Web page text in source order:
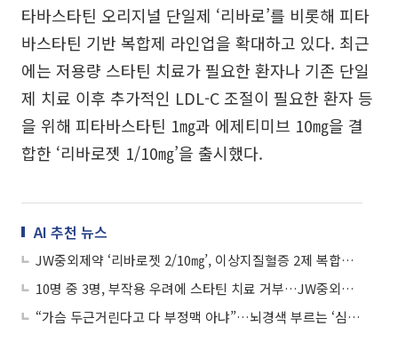
타바스타틴 오리지널 단일제 ‘리바로’를 비롯해 피타
바스타틴 기반 복합제 라인업을 확대하고 있다. 최근
에는 저용량 스타틴 치료가 필요한 환자나 기존 단일
제 치료 이후 추가적인 LDL-C 조절이 필요한 환자 등
을 위해 피타바스타틴 1㎎과 에제티미브 10㎎을 결
합한 ‘리바로젯 1/10㎎’을 출시했다.
AI 추천 뉴스
JW중외제약 ‘리바로젯 2/10㎎’, 이상지질혈증 2제 복합제 매출 1위 달성
10명 중 3명, 부작용 우려에 스타틴 치료 거부…JW중외제약 “정보 격차 줄인다”
“가슴 두근거린다고 다 부정맥 아냐”…뇌경색 부르는 ‘심방세동’ 주의